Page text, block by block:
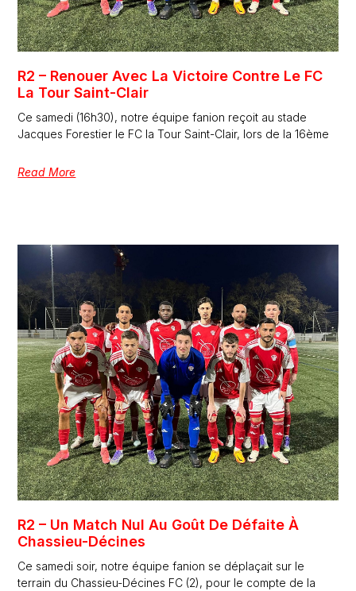
R2 – Renouer Avec La Victoire Contre Le FC
La Tour Saint-Clair
Ce samedi (16h30), notre équipe fanion reçoit au stade
Jacques Forestier le FC la Tour Saint-Clair, lors de la 16ème
Read More
R2 – Un Match Nul Au Goût De Défaite À
Chassieu-Décines
Ce samedi soir, notre équipe fanion se déplaçait sur le
terrain du Chassieu-Décines FC (2), pour le compte de la